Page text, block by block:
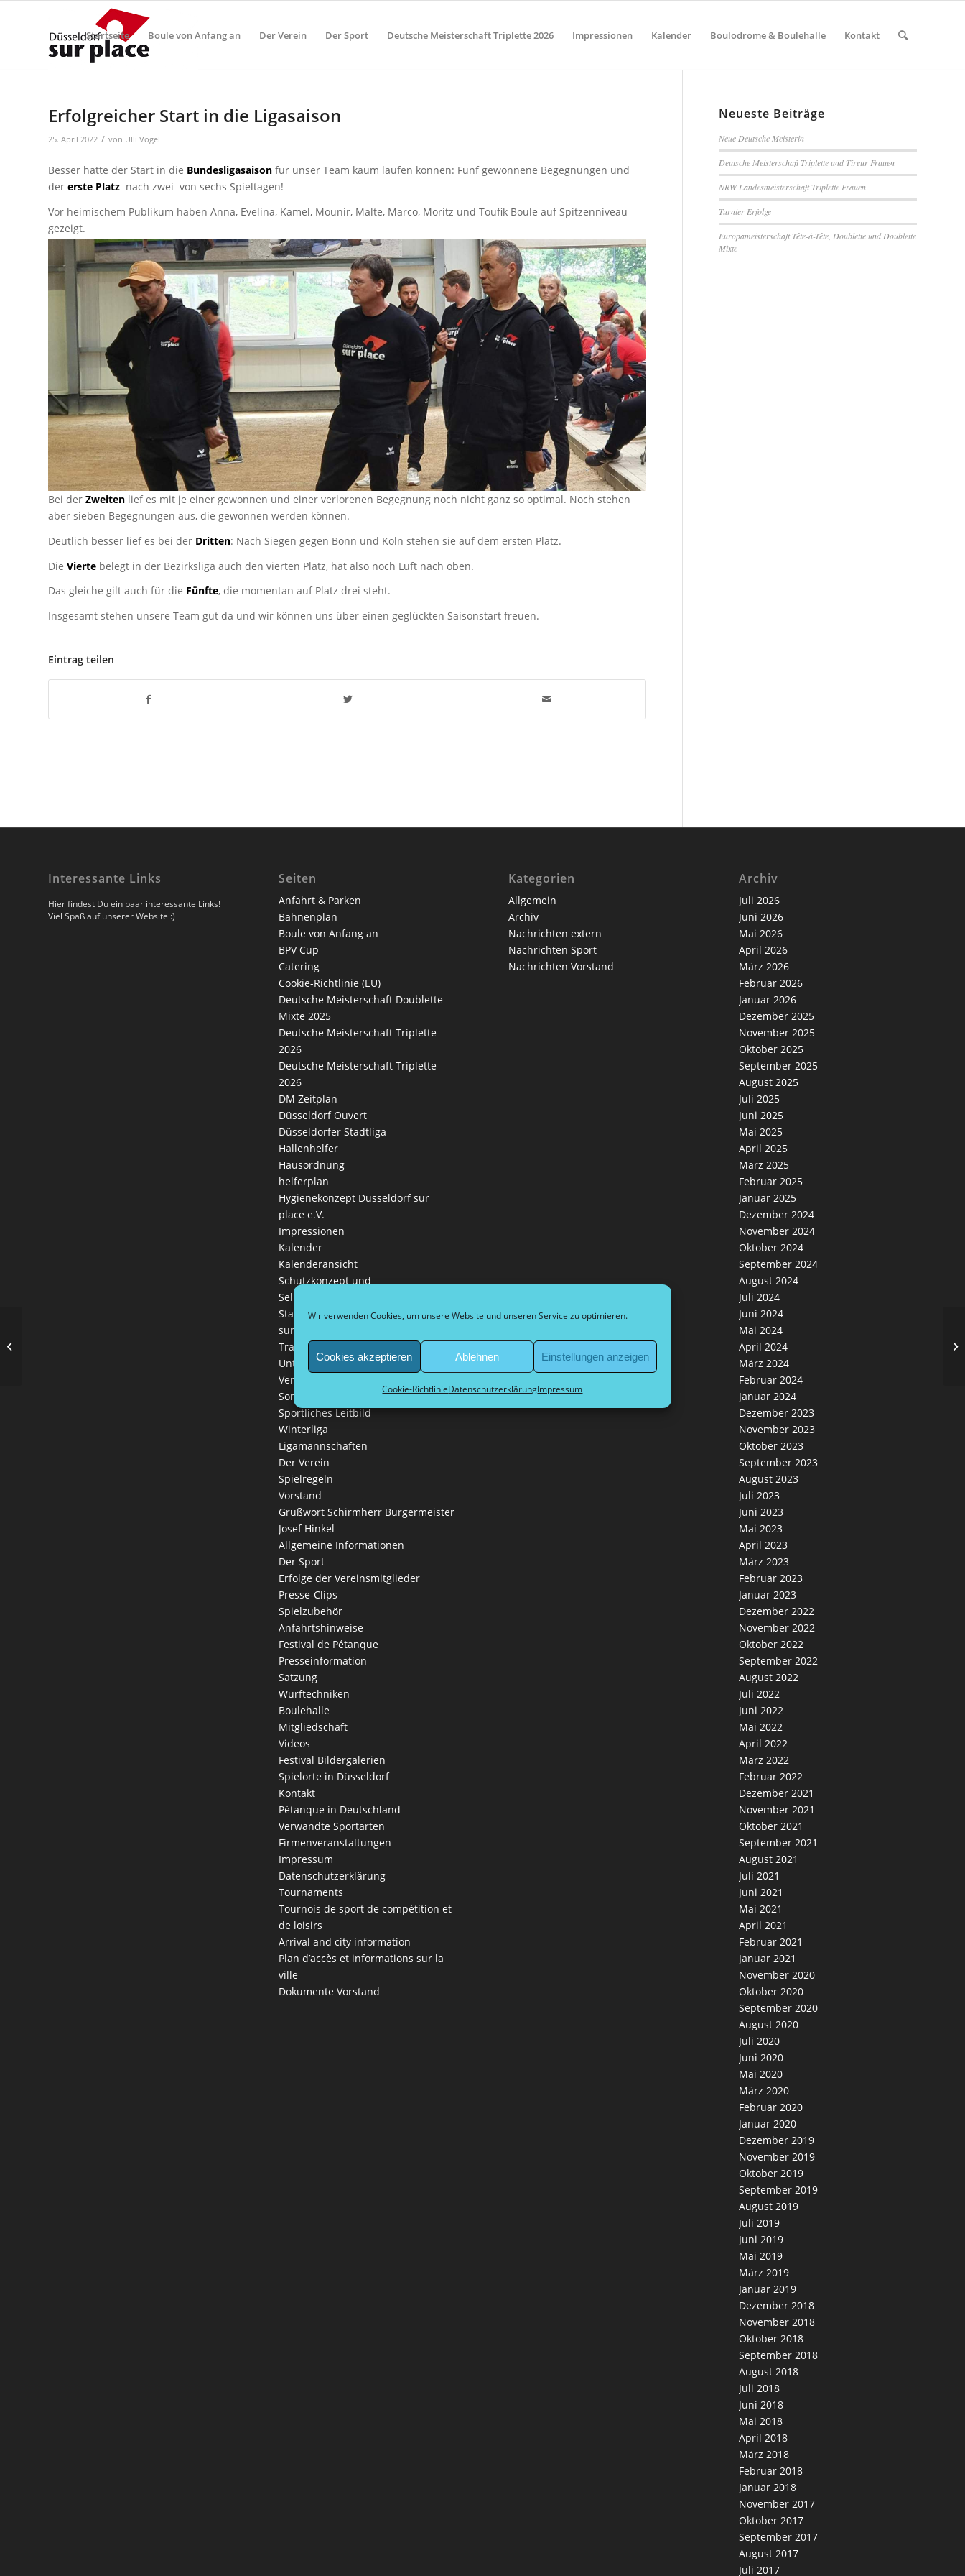
Wir verwenden Cookies, um unsere Website und unseren Service zu optimieren.
Cookies akzeptieren Ablehnen Einstellungen anzeigen
Cookie-RichtlinieDatenschutzerklärungImpressum
Startseite Boule von Anfang an Der Verein Der Sport Deutsche Meisterschaft Triplette 2026 Impressionen Kalender Boulodrome & Boulehalle Kontakt
Erfolgreicher Start in die Ligasaison
25. April 2022 / von Ulli Vogel
Besser hätte der Start in die Bundesligasaison für unser Team kaum laufen können: Fünf gewonnene Begegnungen und
der erste Platz nach zwei von sechs Spieltagen!
Vor heimischem Publikum haben Anna, Evelina, Kamel, Mounir, Malte, Marco, Moritz und Toufik Boule auf Spitzenniveau
gezeigt.
Bei der Zweiten lief es mit je einer gewonnen und einer verlorenen Begegnung noch nicht ganz so optimal. Noch stehen
aber sieben Begegnungen aus, die gewonnen werden können.
Deutlich besser lief es bei der Dritten: Nach Siegen gegen Bonn und Köln stehen sie auf dem ersten Platz.
Die Vierte belegt in der Bezirksliga auch den vierten Platz, hat also noch Luft nach oben.
Das gleiche gilt auch für die Fünfte, die momentan auf Platz drei steht.
Insgesamt stehen unsere Team gut da und wir können uns über einen geglückten Saisonstart freuen.
Eintrag teilen
Neueste Beiträge
Neue Deutsche Meisterin
Deutsche Meisterschaft Triplette und Tireur Frauen
NRW Landesmeisterschaft Triplette Frauen
Turnier-Erfolge
Europameisterschaft Tête-à-Tête, Doublette und Doublette
Mixte
Interessante Links
Hier findest Du ein paar interessante Links!
Viel Spaß auf unserer Website :)
Seiten
Anfahrt & Parken
Bahnenplan
Boule von Anfang an
BPV Cup
Catering
Cookie-Richtlinie (EU)
Deutsche Meisterschaft Doublette
Mixte 2025
Deutsche Meisterschaft Triplette
2026
Deutsche Meisterschaft Triplette
2026
DM Zeitplan
Düsseldorf Ouvert
Düsseldorfer Stadtliga
Hallenhelfer
Hausordnung
helferplan
Hygienekonzept Düsseldorf sur
place e.V.
Impressionen
Kalender
Kalenderansicht
Schutzkonzept und
Selbstverpflichtung
Startseite
sur place & friends
Training bei Düsseldorf sur place
Unterkünfte
Vereinskleidung
Sommerliga
Sportliches Leitbild
Winterliga
Ligamannschaften
Der Verein
Spielregeln
Vorstand
Grußwort Schirmherr Bürgermeister
Josef Hinkel
Allgemeine Informationen
Der Sport
Erfolge der Vereinsmitglieder
Presse-Clips
Spielzubehör
Anfahrtshinweise
Festival de Pétanque
Presseinformation
Satzung
Wurftechniken
Boulehalle
Mitgliedschaft
Videos
Festival Bildergalerien
Spielorte in Düsseldorf
Kontakt
Pétanque in Deutschland
Verwandte Sportarten
Firmenveranstaltungen
Impressum
Datenschutzerklärung
Tournaments
Tournois de sport de compétition et
de loisirs
Arrival and city information
Plan d’accès et informations sur la
ville
Dokumente Vorstand
Kategorien
Allgemein
Archiv
Nachrichten extern
Nachrichten Sport
Nachrichten Vorstand
Archiv
Juli 2026
Juni 2026
Mai 2026
April 2026
März 2026
Februar 2026
Januar 2026
Dezember 2025
November 2025
Oktober 2025
September 2025
August 2025
Juli 2025
Juni 2025
Mai 2025
April 2025
März 2025
Februar 2025
Januar 2025
Dezember 2024
November 2024
Oktober 2024
September 2024
August 2024
Juli 2024
Juni 2024
Mai 2024
April 2024
März 2024
Februar 2024
Januar 2024
Dezember 2023
November 2023
Oktober 2023
September 2023
August 2023
Juli 2023
Juni 2023
Mai 2023
April 2023
März 2023
Februar 2023
Januar 2023
Dezember 2022
November 2022
Oktober 2022
September 2022
August 2022
Juli 2022
Juni 2022
Mai 2022
April 2022
März 2022
Februar 2022
Dezember 2021
November 2021
Oktober 2021
September 2021
August 2021
Juli 2021
Juni 2021
Mai 2021
April 2021
Februar 2021
Januar 2021
November 2020
Oktober 2020
September 2020
August 2020
Juli 2020
Juni 2020
Mai 2020
März 2020
Februar 2020
Januar 2020
Dezember 2019
November 2019
Oktober 2019
September 2019
August 2019
Juli 2019
Juni 2019
Mai 2019
März 2019
Januar 2019
Dezember 2018
November 2018
Oktober 2018
September 2018
August 2018
Juli 2018
Juni 2018
Mai 2018
April 2018
März 2018
Februar 2018
Januar 2018
November 2017
Oktober 2017
September 2017
August 2017
Juli 2017